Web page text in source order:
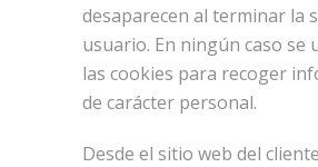
desaparecen al terminar la
usuario. En ningún caso se
las cookies para recoger
de carácter personal.
Desde el sitio web del